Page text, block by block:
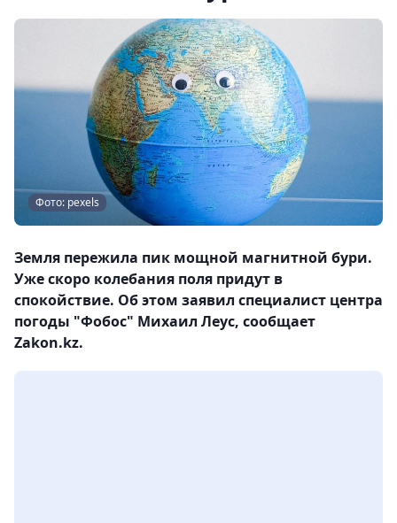
Фото: pexels
Земля пережила пик мощной магнитной бури.
Уже скоро колебания поля придут в
спокойствие. Об этом заявил специалист центра
погоды "Фобос" Михаил Леус, сообщает
Zakon.kz.